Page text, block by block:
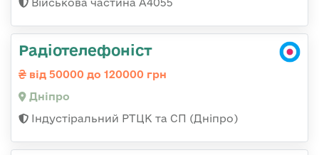
Радіотелефоніст
від 50000 до 120000 грн
Дніпро
Індустіральний РТЦК та СП (Дніпро)